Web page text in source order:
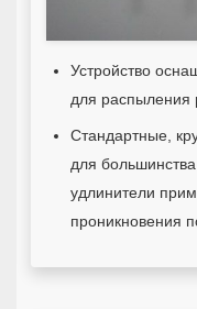
Устройство
для распыления
Стандартные,
для
удлинители
проникновения